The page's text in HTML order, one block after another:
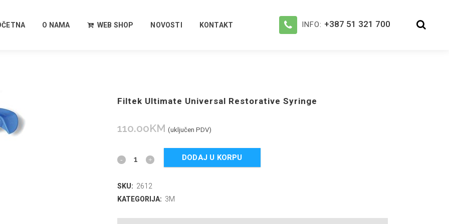
INFO: +387 51 321 700
O NAMA WEB SHOP NOVOSTI KONTAKT
Filtek Ultimate Universal Restorative Syringe
110.00KM (uključen PDV)
DODAJ U KORPU
SKU: 2612
KATEGORIJA: 3M